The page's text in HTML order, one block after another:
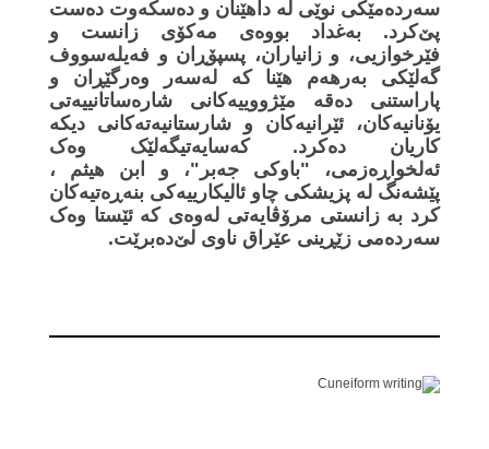
سەردەمێکی نوێی لە داهێنان و دەسکەوت دەست
پێ‌کرد. بەغداد بووەی مەکۆی زانست و
فێرخوازیی، و زانیاران، پسپۆڕان و فەیلەسووف
گەلێکی بەرهەم هێنا کە لەسەر وەرگێڕان و
پاراستنی دەقە مێژووییەکانی شارەساتانییەتی
یۆنانیەکان، ئێرانیەکان و شارستانیەتەکانی دیکە
کاریان دەکرد. کەسایەتیگەلێک وەک
ئەلخواڕەزمی، "باوکی جەبر"، و ابن هیثم ،
پێشەنگ لە پزیشکی چاو ئالیکارییەکی بنەڕەتیەکان
کرد بە زانستی مرۆڤایەتی لەوەی کە ئێستا وەک
سەردەمی زێڕینی عێراق ناوی لێ‌دەبرێت.